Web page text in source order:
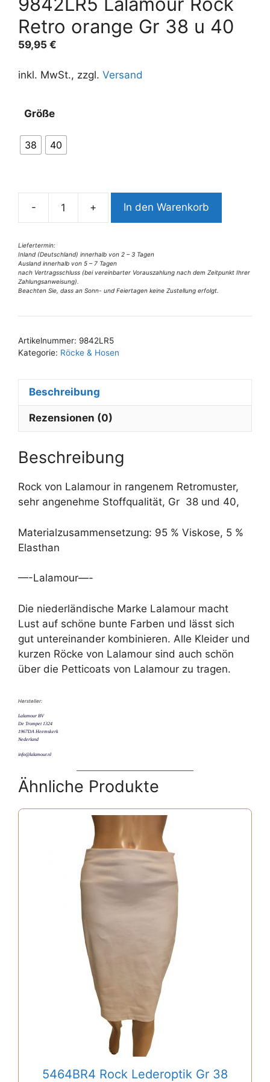
Retro orange Gr 38 u 40
59,95 €
inkl. MwSt., zzgl. Versand
Größe
38 40
-
9842LR5
Retro
orange
Gr
u
40
Menge
+ In den Warenkorb
Liefertermin:
Inland (Deutschland) innerhalb von 2 – 3 Tagen
Ausland innerhalb von 5 – 7 Tagen
nach Vertragsschluss (bei vereinbarter Vorauszahlung nach dem Zeitpunkt Ihrer
Zahlungsanweisung).
Beachten Sie, dass an Sonn- und Feiertagen keine Zustellung erfolgt.
t
e
a
i
v
e
:
Artikelnummer: 9842LR5
Kategorie: Röcke & Hosen
Beschreibung
Rezensionen (0)
Beschreibung
Rock von Lalamour in rangenem Retromuster,
sehr angenehme Stoffqualität, Gr 38 und 40,
Materialzusammensetzung: 95 % Viskose, 5 %
Elasthan
—-Lalamour—-
Die niederländische Marke Lalamour macht
Lust auf schöne bunte Farben und lässt sich
gut untereinander kombinieren. Alle Kleider und
kurzen Röcke von Lalamour sind auch schön
über die Petticoats von Lalamour zu tragen.
Hersteller:
Lalamour BV
De Trompet 1324
1967DA Heemskerk
Nederland
info@lalamour.nl
Ähnliche Produkte
5464BR4 Rock Lederoptik Gr 38